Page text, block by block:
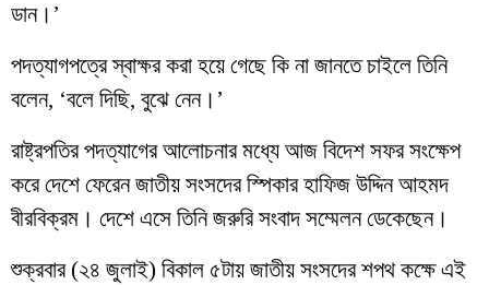
ডান।’
পদত্যাগপত্রে স্বাক্ষর করা হয়ে গেছে কি না জানতে চাইলে তিনি
বলেন, ‘বলে দিছি, বুঝে নেন।’
রাষ্ট্রপতির পদত্যাগের আলোচনার মধ্যে আজ বিদেশ সফর সংক্ষেপ
করে দেশে ফেরেন জাতীয় সংসদের স্পিকার হাফিজ উদ্দিন আহমদ
বীরবিক্রম। দেশে এসে তিনি জরুরি সংবাদ সম্মেলন ডেকেছেন।
শুক্রবার (২৪ জুলাই) বিকাল ৫টায় জাতীয় সংসদের শপথ কক্ষে এই